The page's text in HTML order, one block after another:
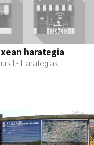
harategia
- Harategiak